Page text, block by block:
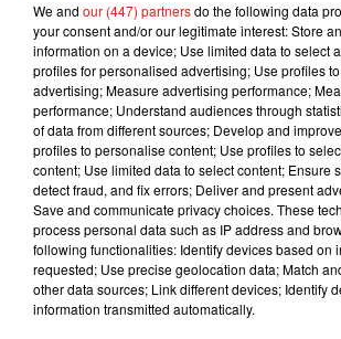
Musique
7 août 2026
RÜFÜS DU SOL
album après sa
7 août 2026
Angèle et Amélie Lens
collaboration tant
We and our (447) partnersdo the following data
your consent and/or our legitimate interest: Store
information on a device; Use limited data to select
profiles for personalised advertising; Use profiles
advertising; Measure advertising performance;
performance; Understand audiences through
of data from different sources; Develop and
profiles to personalise content; Use profiles to
content; Use limited data to select content; Ensure
detect fraud, and fix errors; Deliver and present
Save and communicate privacy choices. These
process personal data such as IP address and
following functionalities: Identify devices based on
requested; Use precise geolocation data; Match
other data sources; Link different devices; Identify
information transmitted automatically.